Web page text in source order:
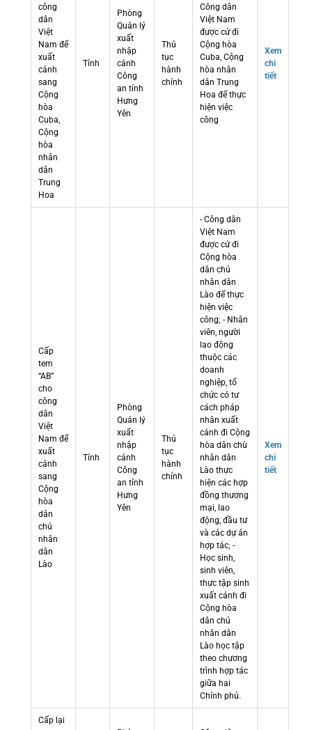
công
dân
Việt
Nam để
xuất
cảnh
sang
Cộng
hòa
Cuba,
Cộng
hòa
nhân
dân
Trung
Hoa
Tỉnh
Phòng
Quản lý
xuất
nhập
cảnh
Công
an tỉnh
Hưng
Yên
Thủ
tục
hành
chính
Công dân
Việt Nam
được cử đi
Cộng hòa
Cuba, Cộng
hòa nhân
dân Trung
Hoa để thực
hiện việc
công
Xem
chi
tiết
Cấp
tem
“AB”
cho
công
dân
Việt
Nam để
xuất
cảnh
sang
Cộng
hòa
dân
chủ
nhân
dân
Lào
Tỉnh
Phòng
Quản lý
xuất
nhập
cảnh
Công
an tỉnh
Hưng
Yên
Thủ
tục
hành
chính
- Công dân
Việt Nam
được cử đi
Cộng hòa
dân chủ
nhân dân
Lào để thực
hiện việc
công; - Nhân
viên, người
lao động
thuộc các
doanh
nghiệp, tổ
chức có tư
cách pháp
nhân xuất
cảnh đi Cộng
hòa dân chù
nhân dân
Lào thực
hiện các hợp
đồng thương
mại, lao
động, đầu tư
và các dự án
hợp tác; -
Học sinh,
sinh viên,
thực tập sinh
xuất cảnh đi
Cộng hòa
dân chủ
nhân dân
Lào học tập
theo chương
trình hợp tác
giữa hai
Chính phủ.
Xem
chi
tiết
Cấp lại